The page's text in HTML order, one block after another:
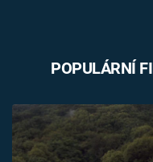
POPULÁRNÍ